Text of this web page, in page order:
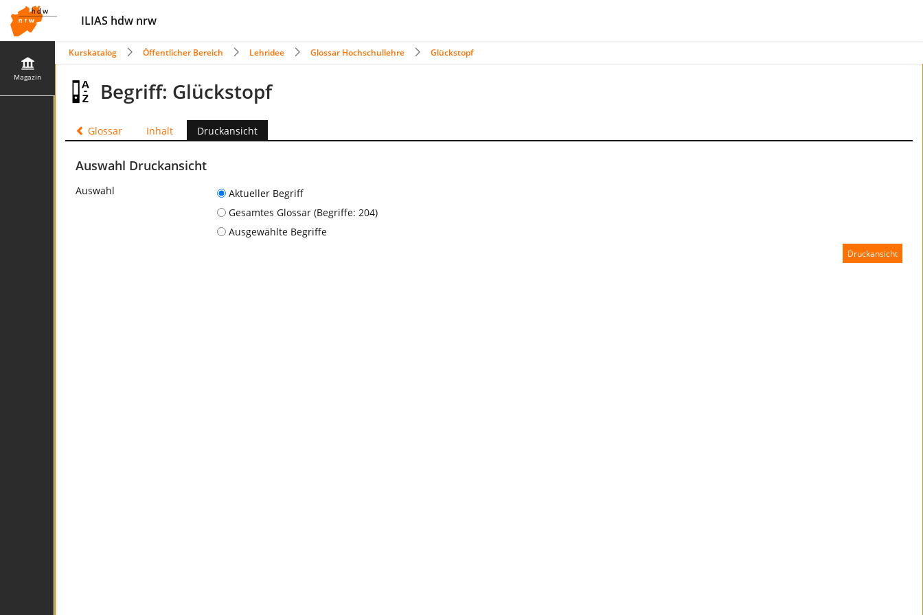
ILIAS hdw nrw
Magazin
Kurskatalog Öffentlicher Bereich Lehridee Glossar Hochschullehre Glückstopf
Begriff: Glückstopf
Glossar Inhalt Druckansicht
Auswahl Druckansicht
Auswahl
Aktueller Begriff
Gesamtes Glossar (Begriffe: 204)
Ausgewählte Begriffe